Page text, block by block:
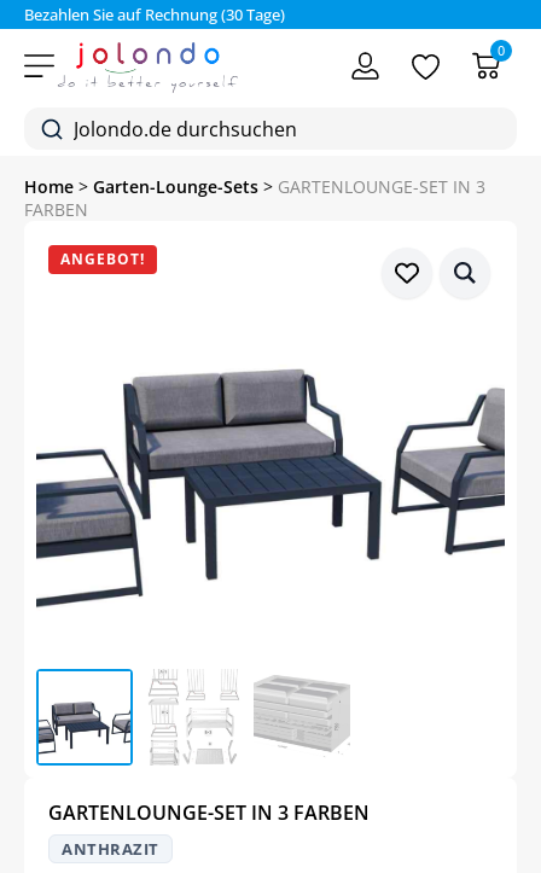
Bezahlen Sie auf Rechnung (30 Tage)
0
Home > Garten-Lounge-Sets > GARTENLOUNGE-SET IN 3
FARBEN
ANGEBOT!
GARTENLOUNGE-SET IN 3 FARBEN
ANTHRAZIT